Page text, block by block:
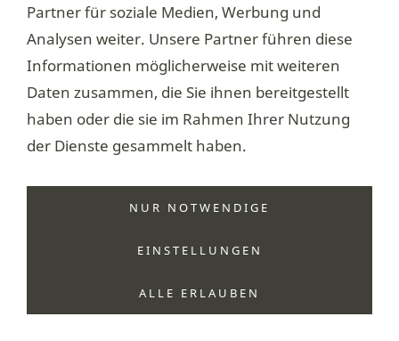
bestätigen
Partner für soziale Medien, Werbung und
Analysen weiter. Unsere Partner führen diese
Informationen möglicherweise mit weiteren
Daten zusammen, die Sie ihnen bereitgestellt
haben oder die sie im Rahmen Ihrer Nutzung
der Dienste gesammelt haben.
NUR NOTWENDIGE
EINSTELLUNGEN
ALLE ERLAUBEN